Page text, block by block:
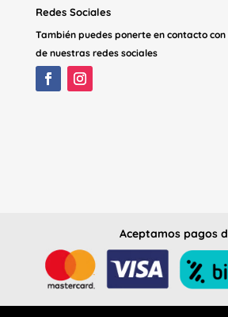
Redes Sociales
También puedes ponerte en contacto
de nuestras redes sociales
Aceptamos pagos